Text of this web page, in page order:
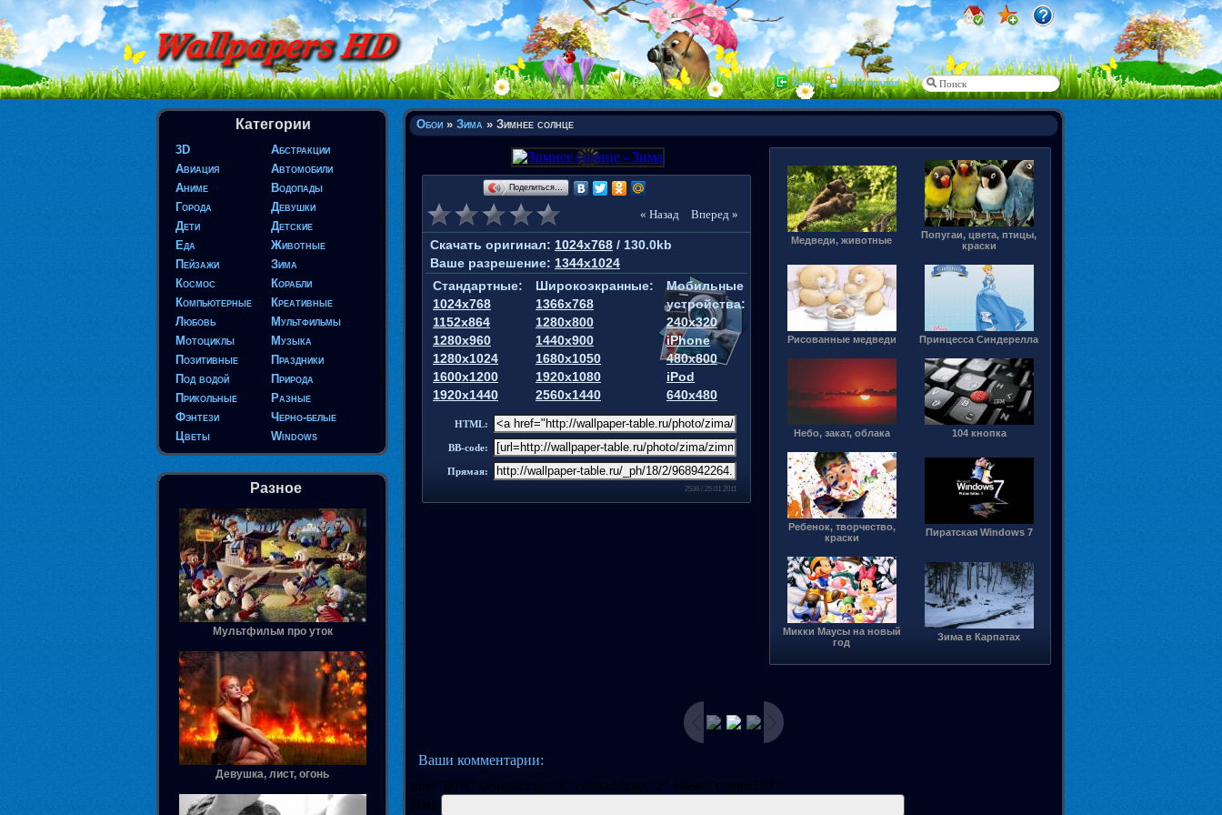
Вход Регистрация
Категории
3D
Абстракции
Авиация
Автомобили
Аниме
Водопады
Города
Девушки
Дети
Детские
Еда
Животные
Пейзажи
Зима
Космос
Корабли
Компьютерные
Креативные
Любовь
Мультфильмы
Мотоциклы
Музыка
Позитивные
Праздники
Под водой
Природа
Прикольные
Разные
Фэнтези
Черно-белые
Цветы
Windows
Разное
Мультфильм про уток
Девушка, лист, огонь
Обои » Зима » Зимнее солнце
Поделиться…
« Назад Вперед »
Скачать оригинал: 1024x768 / 130.0kb
Ваше разрешение: 1344x1024
Стандартные:
1024x768
1152x864
1280x960
1280x1024
1600x1200
1920x1440
Широкоэкранные:
1366x768
1280x800
1440x900
1680x1050
1920x1080
2560x1440
Мобильные
устройства:
240x320
iPhone
480x800
iPod
640x480
HTML:
BB-code:
Прямая:
2536 / 25.01.2011
Медведи, животные
Попугаи, цвета, птицы,
краски
Рисованные медведи Принцесса Синдерелла
Небо, закат, облака 104 кнопка
Ребенок, творчество,
краски
Пиратская Windows 7
Микки Маусы на новый
год
Зима в Карпатах
Ваши комментарии:
dth="80%" cellspacing="1" cellpadding="2" class="commTd1">
Имя: